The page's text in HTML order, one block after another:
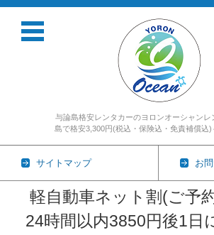
与論島格安レンタカーのヨロンオーシャンレ
島で格安3,300円(税込・保険込・免責補償込
サイトマップ お
軽自動車ネット割(ご予
24時間以内3850円後1日